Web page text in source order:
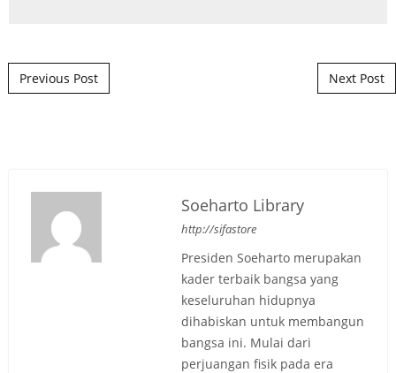
Post navigation
Previous Post Next Post
Soeharto Library
http://sifastore
Presiden Soeharto merupakan
kader terbaik bangsa yang
keseluruhan hidupnya
dihabiskan untuk membangun
bangsa ini. Mulai dari
perjuangan fisik pada era